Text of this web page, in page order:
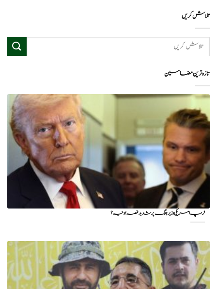
تلاش کریں
تازہ ترین مضامین
ٹرمپ امریکی وزیر جنگ پر شدید غصہ؛ وجہ ؟